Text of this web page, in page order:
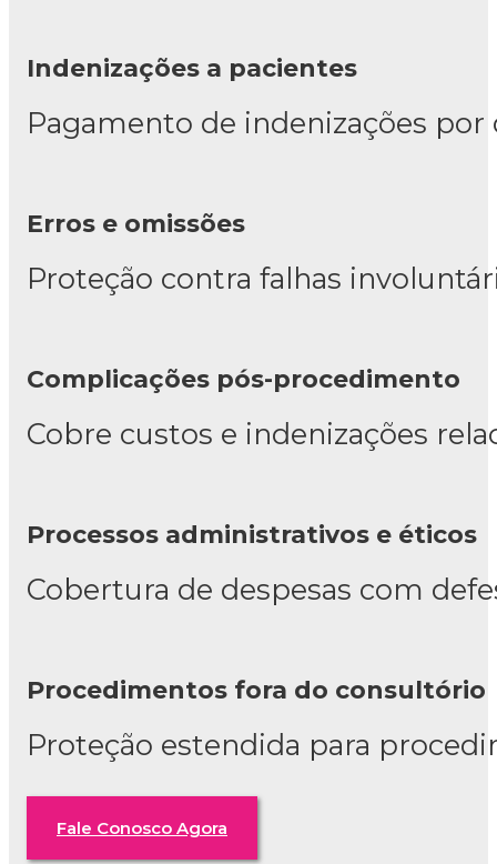
Indenizações a pacientes
Pagamento de indenizações
Erros e omissões
Proteção contra falhas
Complicações pós-procedimento
Cobre custos e indenizações
Processos administrativos e éticos
Cobertura de despesas com
Procedimentos fora do consultório
Proteção estendida para
Fale Conosco Agora